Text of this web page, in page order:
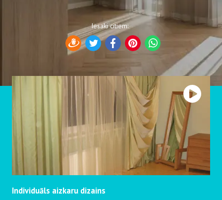
Iesaki citiem:
DraugiemTwitterFacebookPinterestWhatsApp
Individuāls aizkaru dizains